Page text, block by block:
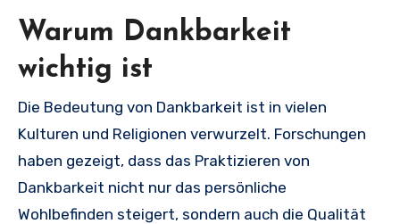
Warum Dankbarkeit
wichtig ist
Die Bedeutung von Dankbarkeit ist in vielen
Kulturen und Religionen verwurzelt. Forschungen
haben gezeigt, dass das Praktizieren von
Dankbarkeit nicht nur das persönliche
Wohlbefinden steigert, sondern auch die Qualität